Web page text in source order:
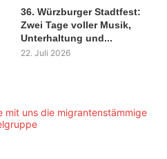
36. Würzburger Stadtfest:
Zwei Tage voller Musik,
Unterhaltung und...
22. Juli 2026